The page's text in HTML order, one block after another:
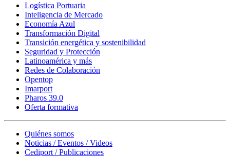
Logística Portuaria
Inteligencia de Mercado
Economía Azul
Transformación Digital
Transición energética y sostenibilidad
Seguridad y Protección
Latinoamérica y más
Redes de Colaboración
Opentop
Imarport
Pharos 39.0
Oferta formativa
Quiénes somos
Noticias / Eventos / Videos
Cediport / Publicaciones